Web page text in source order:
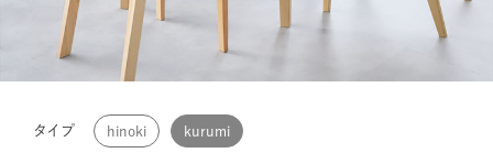
タイプ hinoki kurumi